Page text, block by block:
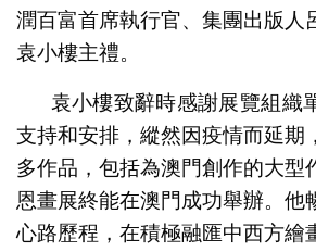
潤百富首席執行官、集團出版人
袁小樓主禮。
袁小樓致辭時感謝展覽組織
支持和安排，縱然因疫情而延期
多作品，包括為澳門創作的大型
恩畫展終能在澳門成功舉辦。他
心路歷程，在積極融匯中西方繪